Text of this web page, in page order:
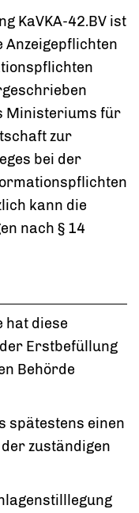
KaVKA-42.BV ist
Ministeriums für
zur
bei der
kann die
nach § 14
hat diese
Erstbefüllung
Behörde
spätestens einen
zuständigen